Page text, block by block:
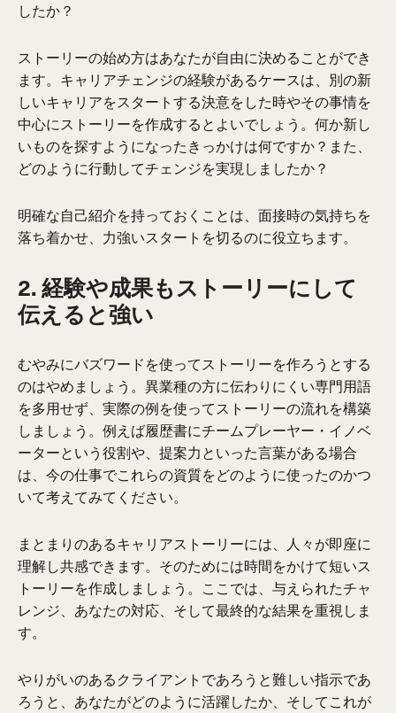
したか？
ストーリーの始め方はあなたが自由に決めることができ
ます。キャリアチェンジの経験があるケースは、別の新
しいキャリアをスタートする決意をした時やその事情を
中心にストーリーを作成するとよいでしょう。何か新し
いものを探すようになったきっかけは何ですか？また、
どのように行動してチェンジを実現しましたか？
明確な自己紹介を持っておくことは、面接時の気持ちを
落ち着かせ、力強いスタートを切るのに役立ちます。
2. 経験や成果もストーリーにして
伝えると強い
むやみにバズワードを使ってストーリーを作ろうとする
のはやめましょう。異業種の方に伝わりにくい専門用語
を多用せず、実際の例を使ってストーリーの流れを構築
しましょう。例えば履歴書にチームプレーヤー・イノベ
ーターという役割や、提案力といった言葉がある場合
は、今の仕事でこれらの資質をどのように使ったのかつ
いて考えてみてください。
まとまりのあるキャリアストーリーには、人々が即座に
理解し共感できます。そのためには時間をかけて短いス
トーリーを作成しましょう。ここでは、与えられたチャ
レンジ、あなたの対応、そして最終的な結果を重視しま
す。
やりがいのあるクライアントであろうと難しい指示であ
ろうと、あなたがどのように活躍したか、そしてこれが